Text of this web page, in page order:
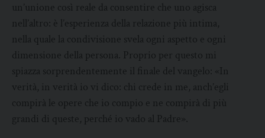
un’unione così reale da consentire che uno agisca
nell’altro: è l’esperienza della relazione più intima,
nella quale la condivisione svela ogni aspetto e ogni
dimensione della persona. Proprio per questo mi
spiazza sorprendentemente il finale del vangelo: «In
verità, in verità io vi dico: chi crede in me, anch’egli
compirà le opere che io compio e ne compirà di più
grandi di queste, perché io vado al Padre».